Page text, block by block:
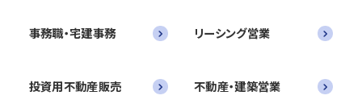
事務職・宅建事務 リーシング営業
投資用不動産販売 不動産・建築営業